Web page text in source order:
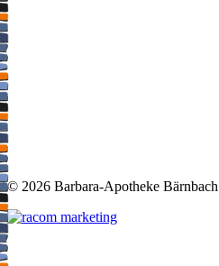
© 2026 Barbara-Apotheke Bärnbach